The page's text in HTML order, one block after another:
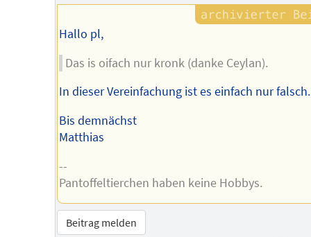
Hallo pl,
Das is oifach nur kronk (danke Ceylan).
In dieser Vereinfachung ist es einfach nur falsch.
Bis demnächst
Matthias
--
Pantoffeltierchen haben keine Hobbys.
Beitrag melden